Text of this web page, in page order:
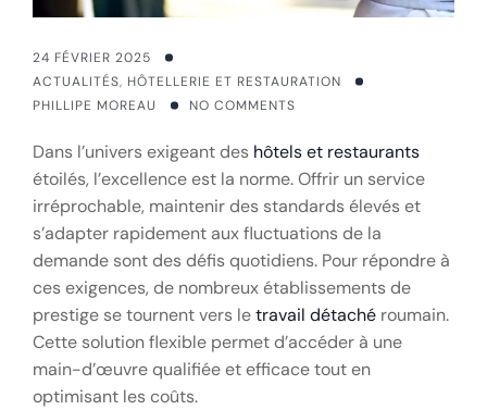
24 FÉVRIER 2025
ACTUALITÉS, HÔTELLERIE ET RESTAURATION
PHILLIPE MOREAU
NO COMMENTS
Dans l’univers exigeant des hôtels et restaurants
étoilés, l’excellence est la norme. Offrir un service
irréprochable, maintenir des standards élevés et
s’adapter rapidement aux fluctuations de la
demande sont des défis quotidiens. Pour répondre à
ces exigences, de nombreux établissements de
prestige se tournent vers letravail détaché roumain.
Cette solution flexible permet d’accéder à une
main-d’œuvre qualifiée et efficace tout en
optimisant les coûts.